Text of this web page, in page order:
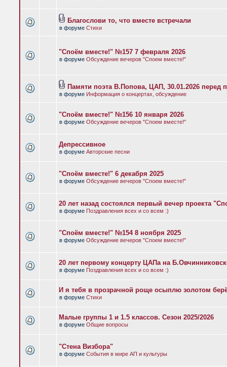
Благослови то, что вместе встречали
в форуме Стихи
"Споём вместе!" №157 7 февраля 2026
в форуме Обсуждение вечеров "Споем вместе!"
Памяти поэта В.Попова, ЦАП, 30.01.2026 перед
в форуме Информация о концертах, обсуждение
"Споём вместе!" №156 10 января 2026
в форуме Обсуждение вечеров "Споем вместе!"
Депрессивное
в форуме Авторские песни
"Споём вместе!" 6 декабря 2025
в форуме Обсуждение вечеров "Споем вместе!"
20 лет назад состоялся первый вечер проекта
в форуме Поздравления всех и со всем :)
"Споём вместе!" №154 8 ноября 2025
в форуме Обсуждение вечеров "Споем вместе!"
20 лет первому концерту ЦАПа на
в форуме Поздравления всех и со всем :)
И я тебя в прозрачной роще осыплю золотом
в форуме Стихи
Малые группы 1 и 1.5 классов. Сезон 2025/2026
в форуме Общие вопросы
"Стена Визбора"
в форуме События в мире АП и культуры